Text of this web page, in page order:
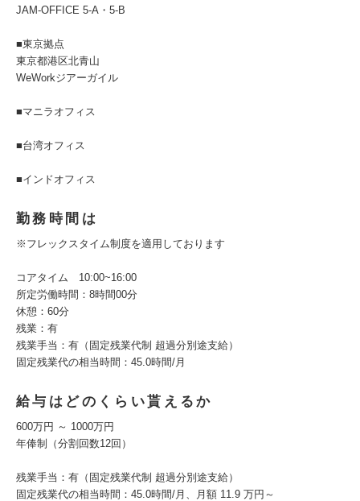
JAM-OFFICE 5-A・5-B
■東京拠点
東京都港区北青山
WeWorkジアーガイル
■マニラオフィス
■台湾オフィス
■インドオフィス
勤務時間は
※フレックスタイム制度を適用しております
コアタイム 10:00~16:00
所定労働時間：8時間00分
休憩：60分
残業：有
残業手当：有（固定残業代制 超過分別途支給）
固定残業代の相当時間：45.0時間/月
給与はどのくらい貰えるか
600万円 ～ 1000万円
年俸制（分割回数12回）
残業手当：有（固定残業代制 超過分別途支給）
固定残業代の相当時間：45.0時間/月、月額 11.9 万円～